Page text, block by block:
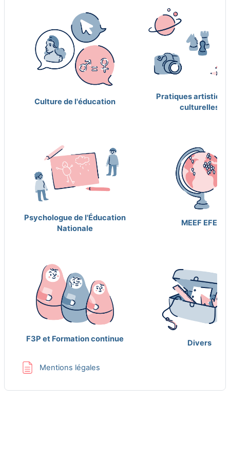
Culture de l'éducation
Pratiques
culturelles
Psychologue de l'Éducation
Nationale
MEEF EFE
F3P et Formation continue Divers
Mentions légales